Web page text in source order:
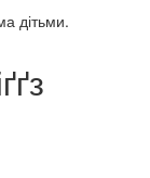
дітьми.